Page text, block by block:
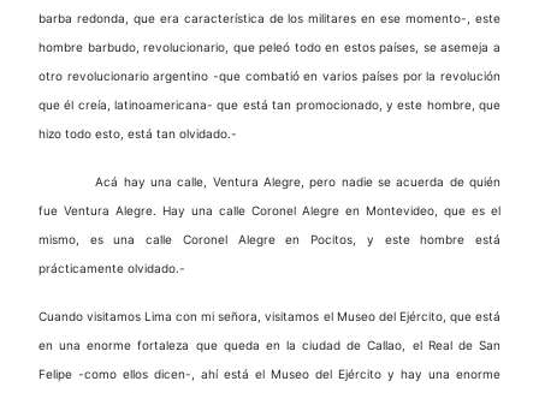
barba redonda, que era característica de los militares en ese momento-, este
hombre barbudo, revolucionario, que peleó todo en estos países, se asemeja a
otro revolucionario argentino -que combatió en varios países por la revolución
que él creía, latinoamericana- que está tan promocionado, y este hombre, que
hizo todo esto, está tan olvidado.-
Acá hay una calle, Ventura Alegre, pero nadie se acuerda de quién
fue Ventura Alegre. Hay una calle Coronel Alegre en Montevideo, que es el
mismo, es una calle Coronel Alegre en Pocitos, y este hombre está
prácticamente olvidado.-
Cuando visitamos Lima con mi señora, visitamos el Museo del Ejército, que está
en una enorme fortaleza que queda en la ciudad de Callao, el Real de San
Felipe -como ellos dicen-, ahí está el Museo del Ejército y hay una enorme